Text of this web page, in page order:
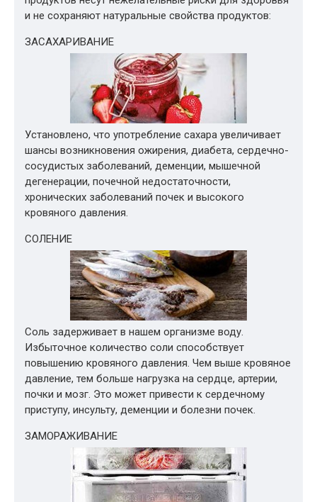
и не сохраняют натуральные свойства продуктов:
ЗАСАХАРИВАНИЕ
Установлено, что употребление сахара увеличивает
шансы возникновения ожирения, диабета, сердечно-
сосудистых заболеваний, деменции, мышечной
дегенерации, почечной недостаточности,
хронических заболеваний почек и высокого
кровяного давления.
СОЛЕНИЕ
Соль задерживает в нашем организме воду.
Избыточное количество соли способствует
повышению кровяного давления. Чем выше кровяное
давление, тем больше нагрузка на сердце, артерии,
почки и мозг. Это может привести к сердечному
приступу, инсульту, деменции и болезни почек.
ЗАМОРАЖИВАНИЕ